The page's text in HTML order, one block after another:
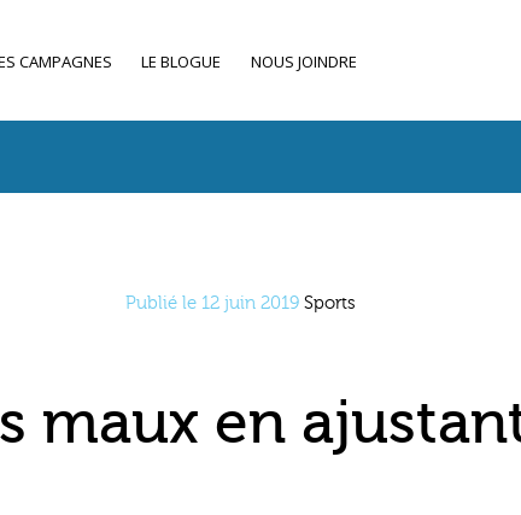
CAMPAGNES LE BLOGUE NOUS JOINDRE
Publié le 12 juin 2019 Sports
maux en